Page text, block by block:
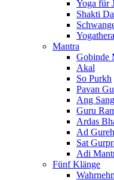
Yoga für
Shakti
Mantra
Gobinde
Akal
So Purkh
Pavan
Ang
Guru
Ardas
Ad
Sat
Adi
Fünf Klänge